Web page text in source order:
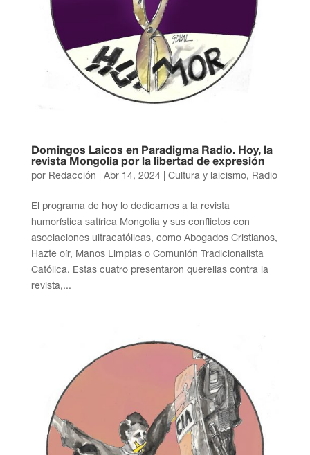
Domingos Laicos en Paradigma Radio. Hoy, la
revista Mongolia por la libertad de expresión
por Redacción | Abr 14, 2024| Cultura y laicismo, Radio
El programa de hoy lo dedicamos a la revista
humorística satírica Mongolia y sus conflictos con
asociaciones ultracatólicas, como Abogados Cristianos,
Hazte oír, Manos Limpias o Comunión Tradicionalista
Católica. Estas cuatro presentaron querellas contra la
revista,...